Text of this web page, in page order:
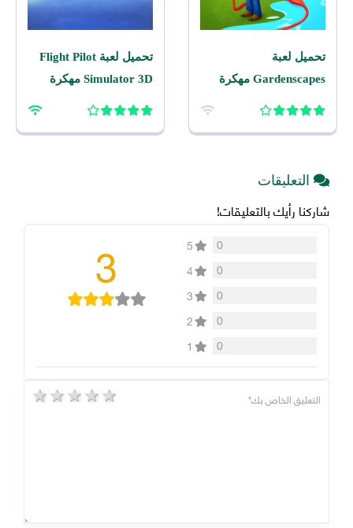
تحميل لعبة
Gardenscapes مهكرة
تحميل لعبة Flight Pilot
Simulator 3D مهكرة
التعليقات
شاركنا رأيك بالتعليقات!
0
5
0
4
0
3
0
2
0
1
3
5 stars 4 stars 3 stars 2 stars 1 star